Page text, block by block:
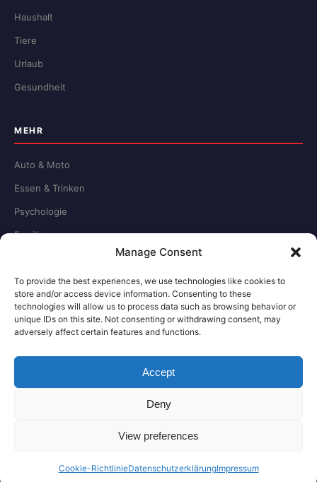
Manage Consent
To provide the best experiences, we use technologies like cookies to
store and/or access device information. Consenting to these
technologies will allow us to process data such as browsing behavior or
unique IDs on this site. Not consenting or withdrawing consent, may
adversely affect certain features and functions.
Accept
Deny
View preferences
Cookie-RichtlinieDatenschutzerklärungImpressum
Haushalt
Tiere
Urlaub
Gesundheit
MEHR
Auto & Moto
Essen & Trinken
Psychologie
Familie
RECHTLICHES
Redaktion
Impressum
Datenschutz
Deutschland